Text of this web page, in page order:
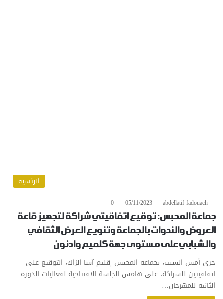
الرئسية
abdellatif fadouach
05/11/2023
0
جماعة المحبس: توقيع اتفاقيتي شراكة لتجهيز قاعة
العروض والندوات بالجماعة وتنويع العرض الثقافي
والشبابي على مستوى جهة كلميم وادنون
جرى أمس السبت، بجماعة المحبس إقليم آسا الزاك، التوقيع على
اتفاقيتين للشراكة، على هامش الجلسة الافتتاحية لفعاليات الدورة
الثانية للمهرجان…